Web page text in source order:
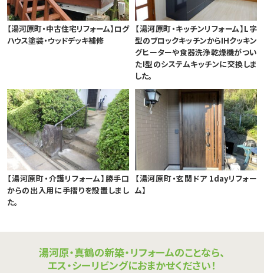
【湯河原町・中古住宅リフォーム】ログ
ハウス塗装・ウッドデッキ補修
【湯河原町・キッチンリフォーム】L字
型のブロックキッチンからIHクッキン
グヒーターや食器洗浄乾燥機がつい
たI型のシステムキッチンに交換しま
した。
【湯河原町・介護リフォーム】勝手口
からの出入用に手摺りを設置しまし
た。
【湯河原町・玄関ドア 1dayリフォー
ム】
湯河原・真鶴の新築・リフォームのことなら、
エス・シーリビングにおまかせください！